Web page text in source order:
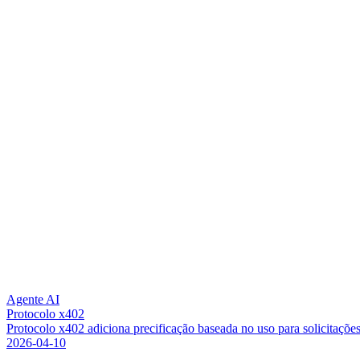
Agente AI
Protocolo x402
Protocolo x402 adiciona precificação baseada no uso para solicitações
2026-04-10